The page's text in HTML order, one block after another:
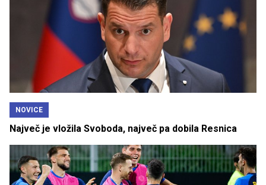
NOVICE
Največ je vložila Svoboda, največ pa dobila Resnica